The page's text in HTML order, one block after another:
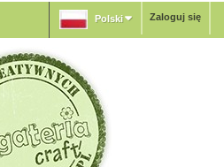
Zaloguj się
Polski